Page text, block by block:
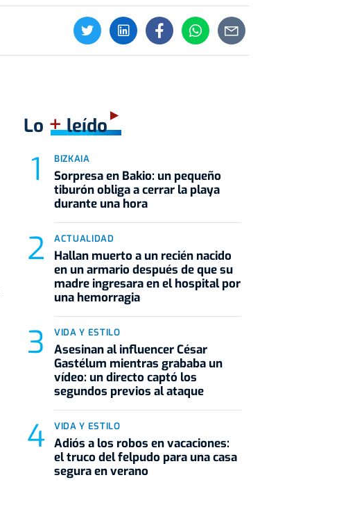
Lo +leído
BIZKAIA
Sorpresa en Bakio: un pequeño
tiburón obliga a cerrar la playa
durante una hora
ACTUALIDAD
Hallan muerto a un recién nacido
en un armario después de que su
madre ingresara en el hospital por
una hemorragia
VIDA Y ESTILO
Asesinan al influencer César
Gastélum mientras grababa un
vídeo: un directo captó los
segundos previos al ataque
VIDA Y ESTILO
Adiós a los robos en vacaciones:
el truco del felpudo para una casa
segura en verano